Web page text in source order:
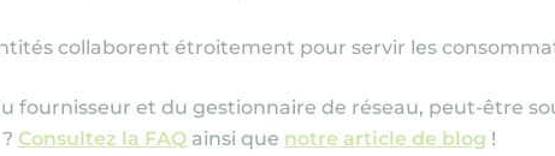
collaborent étroitement pour servir les
fournisseur et du gestionnaire de réseau, peut-être
Consultez la FAQ ainsi que notre article de blog !